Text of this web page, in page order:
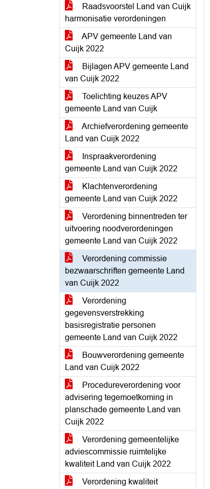
Raadsvoorstel Land van Cuijk
harmonisatie verordeningen
APV gemeente Land van
Cuijk 2022
Bijlagen APV gemeente Land
van Cuijk 2022
Toelichting keuzes APV
gemeente Land van Cuijk
Archiefverordening gemeente
Land van Cuijk 2022
Inspraakverordening
gemeente Land van Cuijk 2022
Klachtenverordening
gemeente Land van Cuijk 2022
Verordening binnentreden ter
uitvoering noodverordeningen
gemeente Land van Cuijk 2022
Verordening commissie
bezwaarschriften gemeente Land
van Cuijk 2022
Verordening
gegevensverstrekking
basisregistratie personen
gemeente Land van Cuijk 2022
Bouwverordening gemeente
Land van Cuijk 2022
Procedureverordening voor
advisering tegemoetkoming in
planschade gemeente Land van
Cuijk 2022
Verordening gemeentelijke
adviescommissie ruimtelijke
kwaliteit Land van Cuijk 2022
Verordening kwaliteit